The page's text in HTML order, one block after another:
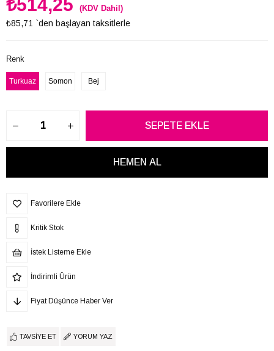
₺514,25 (KDV Dahil)
₺85,71 `den başlayan taksitlerle
Renk
Turkuaz Somon Bej
Favorilere Ekle
Kritik Stok
İstek Listeme Ekle
İndirimli Ürün
Fiyat Düşünce Haber Ver
TAVSIYE ET YORUM YAZ